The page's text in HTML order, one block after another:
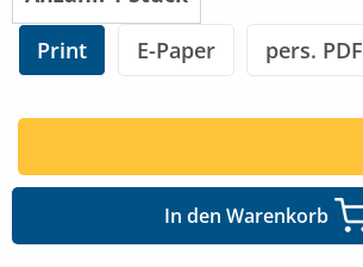
Print E-Paper pers. PDF
In den Warenkorb